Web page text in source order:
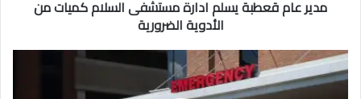
مدير عام قعطبة يسلم ادارة مستشفى السلام كميات من
الأدوية الضرورية